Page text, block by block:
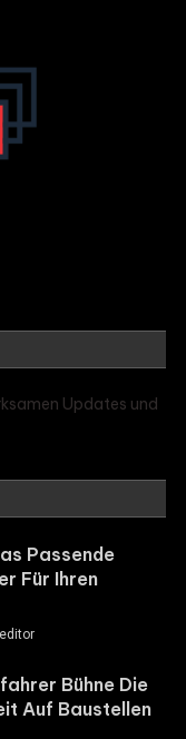
Updates und
Passende
Für Ihren
editor
Bühne Die
Auf Baustellen